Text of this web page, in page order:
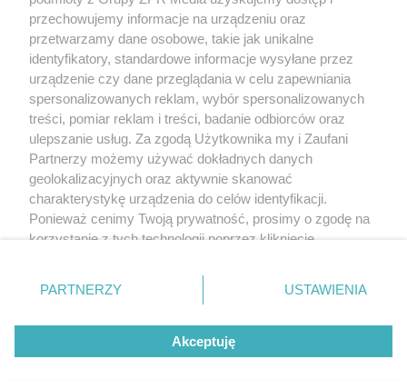
tym także elektroniczny lub mechaniczny) na jakimkolwiek polu
eksploatacji w jakiejkolwiek formie, włącznie z umieszczaniem w Internecie
bez pisemnej zgody właściciela praw. Jakiekolwiek użycie lub
wykorzystanie utworów w całości lub w części z naruszeniem prawa, tzn.
bez właściwej zgody, jest zabronione pod groźbą kary i może być ścigane
prawnie.
O nas
przechowujemy informacje na urządzeniu oraz
przetwarzamy dane osobowe, takie jak unikalne
identyfikatory, standardowe informacje wysyłane przez
urządzenie czy dane przeglądania w celu zapewniania
spersonalizowanych reklam, wybór spersonalizowanych
treści, pomiar reklam i treści, badanie odbiorców oraz
ulepszanie usług. Za zgodą Użytkownika my i Zaufani
Partnerzy możemy używać dokładnych danych
geolokalizacyjnych oraz aktywnie skanować
charakterystykę urządzenia do celów identyfikacji.
Ponieważ cenimy Twoją prywatność, prosimy o zgodę na
korzystanie z tych technologii poprzez kliknięcie
zmienić/wycofać klikając przycisk ustawień prywatności
znajdujący się w lewym dolnym rogu strony
rodzaje przetwarzania danych nie wymagają zgody
użytkownika, ale masz prawo sprzeciwić się takiemu
przetwarzaniu. Preferencje będą miały zastosowanie tylko
PARTNERZY USTAWIENIA
Akceptuję